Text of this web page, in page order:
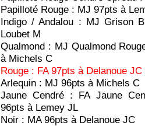
Papilloté Rouge : MJ 97pts à
Indigo / Andalou : MJ Grison
Loubet M
Qualmond : MJ Qualmond
à Michels C
Rouge : FA 97pts à Delanoue JC
Arlequin : MJ 96pts à Michels C
Jaune Cendré : FA Jaune
96pts à Lemey JL
Noir : MA 96pts à Delanoue JC